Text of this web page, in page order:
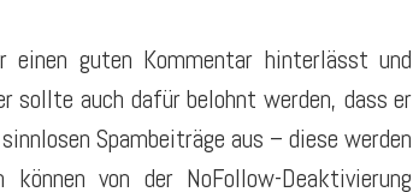
guten Kommentar hinterlässt und
sollte auch dafür belohnt werden, dass er
Spambeiträge aus – diese werden
von der NoFollow-Deaktivierung